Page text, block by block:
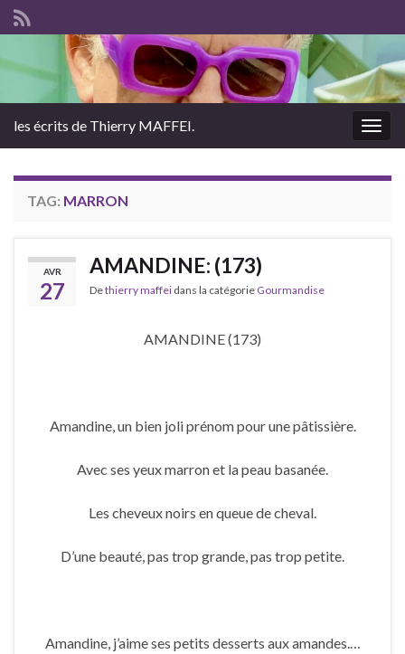
les écrits de Thierry MAFFEI.
TAG: MARRON
AVR
27
AMANDINE: (173)
Dethierry maffei dans la catégorie Gourmandise
AMANDINE (173)
Amandine, un bien joli prénom pour une pâtissière.
Avec ses yeux marron et la peau basanée.
Les cheveux noirs en queue de cheval.
D’une beauté, pas trop grande, pas trop petite.
Amandine, j’aime ses petits desserts aux amandes.…